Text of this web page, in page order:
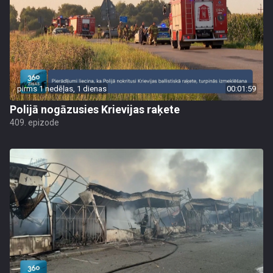
pirms 1 nedēļas, 1 dienas 00:01:59
Polijā nogāzusies Krievijas raķete
409. epizode